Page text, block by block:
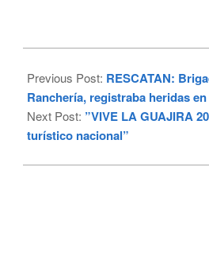
11-
06
Previous Post: RESCATAN:
Ranchería, registraba heridas
Next Post: ”VIVE LA GUAJIRA
turístico nacional”